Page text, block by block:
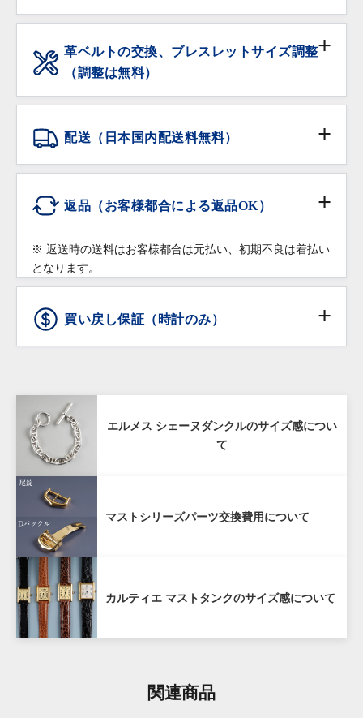
を含む）を施してから販売しております。
※ 過去3年以内にオーバーホールされた個体は除きま
す。
保証期間内の自然故障は無料で修理・調整をいたしま
理対応となりますので予めご了承ください。
修理・調整をご希望の場合は保証書をご提示の上、お
革ベルトなどの消耗品、ガラス・ケースなどの汚れ、
傷などの外観上の変化につきましては保証の対象外と
クレジットカード
用いただけます
※ ショッピングローンのお申込みは店頭でのみご利用
頂けます。オンラインショッピングではご利用頂けま
せんので予めご了承下さい。
ショッピングローンは10回までは無金利となります。
革ベルトの交換、ブレスレットサイズ調整
（調整は無料）
サイズ調整をご希望の場合は、ご注文時に「サイズ調
整希望」の旨をご記入下さい。無料にてご希望のサイ
ズに調整いたします。
在庫がある品物は即日お渡し可能です。
※ コマを付け足す場合は、有料になることもございま
すのでご相談下さい。
配送（日本国内配送料無料）
配送会社:ヤマト運輸・佐川急便
佐川急便の受取人確認サポートでの配送となりま
す。
返品（お客様都合による返品OK）
返品条件
通信販売で購入した商品であること
商品お受け取り後、到着翌日までにご連絡をいた
商品からタグが外されておらず未使用であること
配送先が日本国内であること
お客様の責による傷や破損がないこと
※ 返送時の送料はお客様都合は元払い、初期不良は着払い
となります。
買い戻し保証（時計のみ）
80%
購入価格の80%（税抜き）で1年間買い戻し
購入商品のお買取額を一定期間保証する「買戻し保
証」サービスをご提供しております。
当店で購入された時計を再度当店にお売りいただく場
合、ご購入から１年以内であれば購入価格の80%（税
抜き）で買い戻しいたします。
ANTIQURIOUS銀座店及び弊社オンラインサイトのど
たしますので、お気軽にご相談ください。
エルメス シェーヌダンクルのサイズ感につい
て
マストシリーズパーツ交換費用について
カルティエ マストタンクのサイズ感について
関連商品